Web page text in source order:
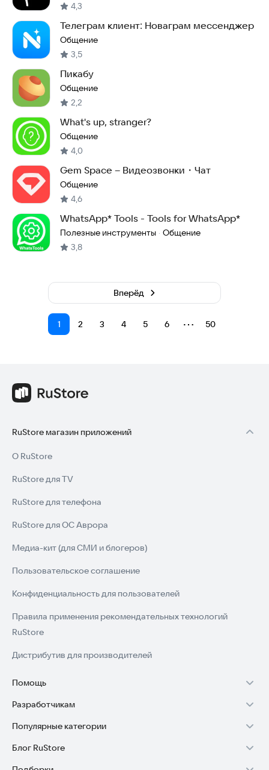
4,3
Телеграм клиент: Новаграм мессенджер
Общение
3,5
Пикабу
Общение
2,2
What's up, stranger?
Общение
4,0
Gem Space – Видеозвонки・Чат
Общение
4,6
WhatsApp* Tools - Tools for WhatsApp*
Полезные инструменты · Общение
3,8
1 2 3 4 5 6 ⋯ 50
Вперёд
RuStore магазин приложений
О RuStore
RuStore для TV
RuStore для телефона
RuStore для ОС Аврора
Медиа-кит (для СМИ и блогеров)
Пользовательское соглашение
Конфиденциальность для пользователей
Правила применения рекомендательных технологий
RuStore
Дистрибутив для производителей
Помощь
Установка RuStore на TV
Установка RuStore на телефон
Установка RuStore в машину
Разработчикам
Зарабатывать с RuStore
Стать разработчиком
Популярные категории
Игры для Android
Блог RuStore